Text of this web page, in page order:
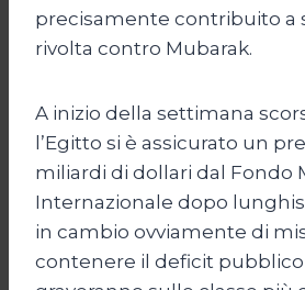
precisamente contribuito a
rivolta contro Mubarak.
A inizio della settimana
l’Egitto si è assicurato un
miliardi di dollari dal Fondo
Internazionale dopo
in cambio ovviamente di
contenere il deficit